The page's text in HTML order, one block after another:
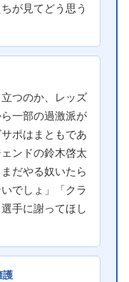
が見てどう思う
つのか、レッズ
一部の過激派が
ポはまともであ
ンドの鈴木啓太
だやる奴いたら
でしょ」「クラ
手に謝ってほし
護